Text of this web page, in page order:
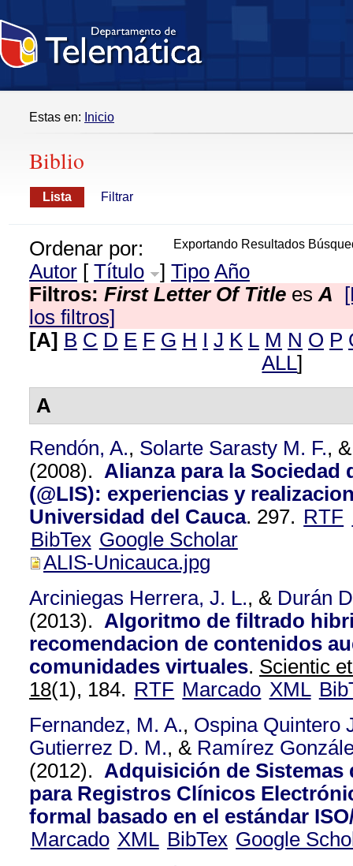
Estas en: Inicio
Biblio
Lista Filtrar
Exportando Resultados
Ordenar por:
Autor [ Título ] Tipo Año
Filtros: First Letter Of Title es A
los filtros]
[A] B C D E F G H I J K L M N O P
ALL]
A
Rendón, A., Solarte Sarasty M. F.,
(2008). Alianza para la Sociedad
(@LIS): experiencias y
Universidad del Cauca. 297. RTF
BibTex Google Scholar
ALIS-Unicauca.jpg
Arciniegas Herrera, J. L., & Durán
(2013). Algoritmo de filtrado
recomendacion de contenidos
comunidades virtuales. Scientic
18(1), 184. RTF Marcado XML
Fernandez, M. A., Ospina Quintero
Gutierrez D. M., & Ramírez
(2012). Adquisición de Sistemas
para Registros Clínicos
formal basado en el estándar
Marcado XML BibTex Google